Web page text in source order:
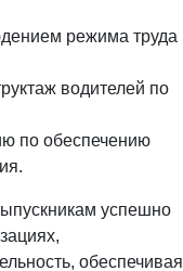
режима труда
водителей по
по обеспечению
успешно
обеспечивая